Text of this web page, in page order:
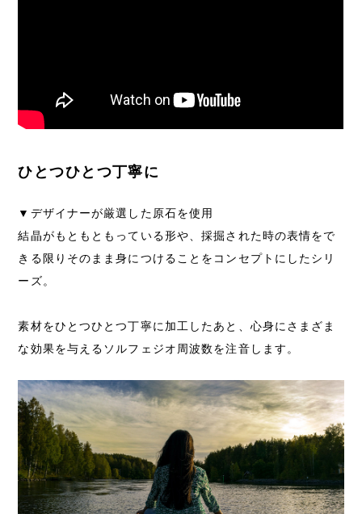
ひとつひとつ丁寧に
▼デザイナーが厳選した原石を使用
結晶がもともともっている形や、採掘された時の表情をで
きる限りそのまま身につけることをコンセプトにしたシリ
ーズ。
素材をひとつひとつ丁寧に加工したあと、心身にさまざま
な効果を与えるソルフェジオ周波数を注音します。